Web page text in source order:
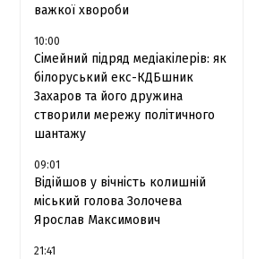
важкої хвороби
10:00
Сімейний підряд медіакілерів: як
білоруський екс-КДБшник
Захаров та його дружина
створили мережу політичного
шантажу
09:01
Відійшов у вічність колишній
міський голова Золочева
Ярослав Максимович
21:41